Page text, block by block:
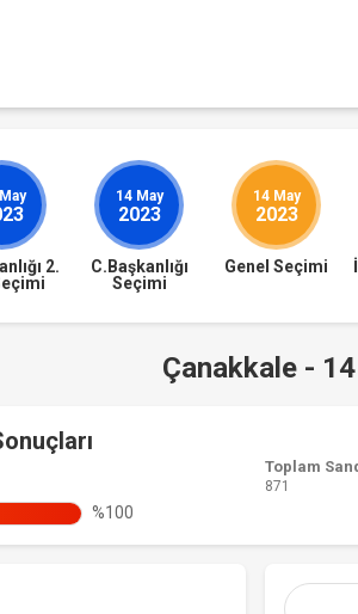
2.
14 May
2023
C.Başkanlığı
Seçimi
14 May
2023
Genel Seçimi
Çanakkale -
%100
Toplam
871